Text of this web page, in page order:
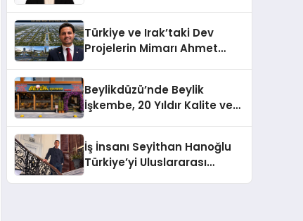
Türkiye ve Irak’taki Dev
Projelerin Mimarı Ahmet
Holding Industrial City”
Projesini Hayata Geçirecek
Beylikdüzü’nde Beylik
İşkembe, 20 Yıldır Kalite ve
İş İnsanı Seyithan Hanoğlu
Türkiye’yi Uluslararası